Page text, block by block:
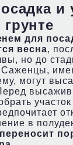
и
для
весна,
но до
Саженцы,
могут
в